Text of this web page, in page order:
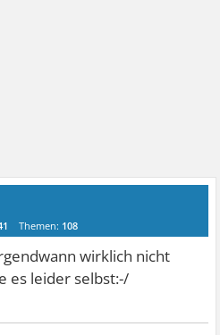
Themen: 108
wirklich nicht
es leider selbst:-/